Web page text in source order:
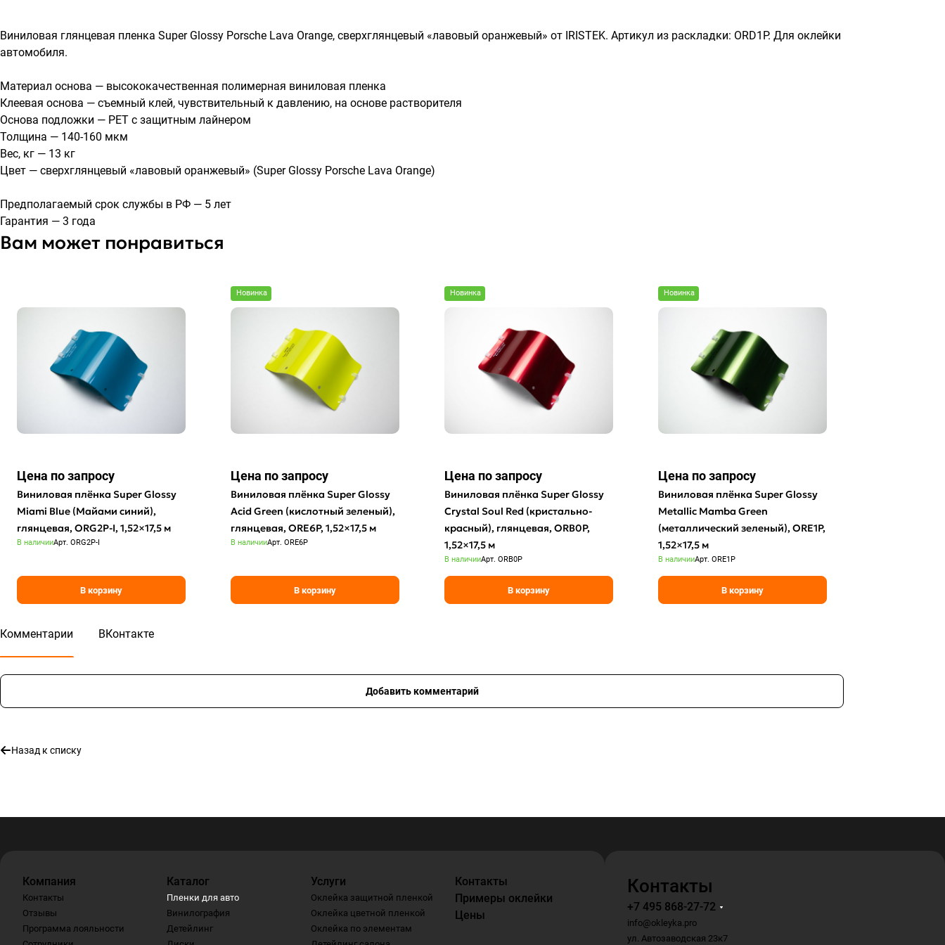
Виниловая глянцевая пленка Super Glossy Porsche Lava Orange, сверхглянцевый «лавовый оранжевый» от IRISTEK. Артикул из раскладки: ORD1P. Для оклейки
автомобиля.
Материал основа — высококачественная полимерная виниловая пленка
Клеевая основа — съемный клей, чувствительный к давлению, на основе растворителя
Основа подложки — PET с защитным лайнером
Толщина — 140-160 мкм
Вес, кг — 13 кг
Цвет — сверхглянцевый «лавовый оранжевый» (Super Glossy Porsche Lava Orange)
Предполагаемый срок службы в РФ — 5 лет
Гарантия — 3 года
Вам может понравиться
Цена по запросу
Виниловая плёнка Super Glossy
Miami Blue (Майами синий),
глянцевая, ORG2P-I, 1,52×17,5 м
В наличииАрт. ORG2P-I
В корзину
Новинка
Цена по запросу
Виниловая плёнка Super Glossy
Acid Green (кислотный зеленый),
глянцевая, ORE6P, 1,52×17,5 м
В наличииАрт. ORE6P
В корзину
Новинка
Цена по запросу
Виниловая плёнка Super Glossy
Crystal Soul Red (кристально-
красный), глянцевая, ORB0P,
1,52×17,5 м
В наличииАрт. ORB0P
В корзину
Новинка
Цена по запросу
Виниловая плёнка Super Glossy
Metallic Mamba Green
(металлический зеленый), ORE1P,
1,52×17,5 м
В наличииАрт. ORE1P
В корзину
Комментарии ВКонтакте
Добавить комментарий
Назад к списку
Компания
Контакты
Отзывы
Программа лояльности
Каталог
Пленки для авто
Винилография
Детейлинг
Услуги
Оклейка защитной пленкой
Оклейка цветной пленкой
Оклейка по элементам
Контакты
Примеры оклейки
Цены
Контакты
+7 495 868-27-72
info@okleyka.pro
ул. Автозаводская 23к7